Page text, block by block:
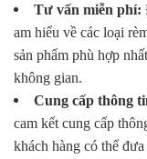
Tư vấn miễn phí:
am hiểu về các loại
sản phẩm phù hợp
không gian.
Cung cấp thông
cam kết cung cấp
khách hàng có thể